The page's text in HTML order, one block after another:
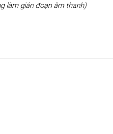
làm gián đoạn âm thanh)